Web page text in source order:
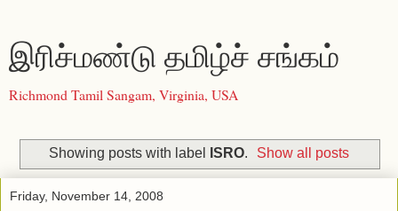
இரிச்மண்டு தமிழ்ச் சங்கம்
Richmond Tamil Sangam, Virginia, USA
Showing posts with label ISRO. Show all posts
Friday, November 14, 2008